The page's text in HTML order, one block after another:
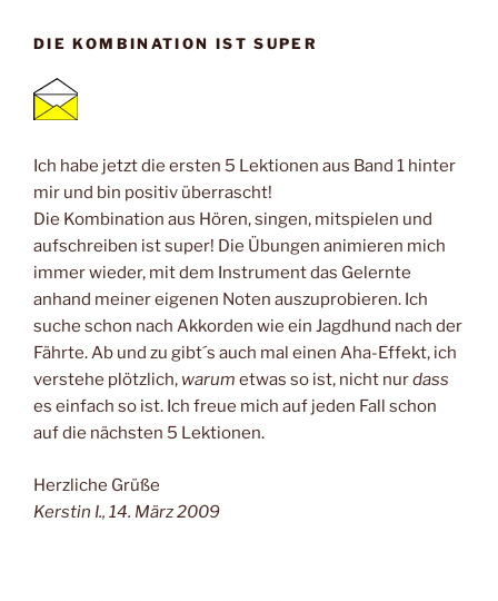
DIE KOMBINATION IST SUPER
Ich habe jetzt die ersten 5 Lektionen aus Band 1 hinter
mir und bin positiv überrascht!
Die Kombination aus Hören, singen, mitspielen und
aufschreiben ist super! Die Übungen animieren mich
immer wieder, mit dem Instrument das Gelernte
anhand meiner eigenen Noten auszuprobieren. Ich
suche schon nach Akkorden wie ein Jagdhund nach der
Fährte. Ab und zu gibt´s auch mal einen Aha-Effekt, ich
verstehe plötzlich, warum etwas so ist, nicht nurdass
es einfach so ist. Ich freue mich auf jeden Fall schon
auf die nächsten 5 Lektionen.
Herzliche Grüße
Kerstin I., 14. März 2009